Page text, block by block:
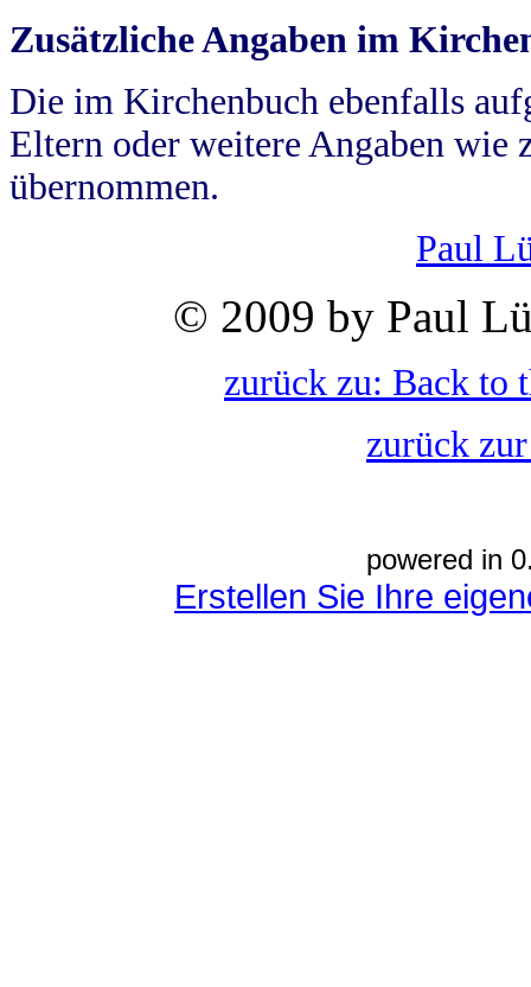
Zusätzliche Angaben im
Die im Kirchenbuch ebenfalls
Eltern oder weitere Angaben wie
übernommen.
Paul
© 2009 by Paul
zurück zu: Back to
zurück
powered in
Erstellen Sie Ihre